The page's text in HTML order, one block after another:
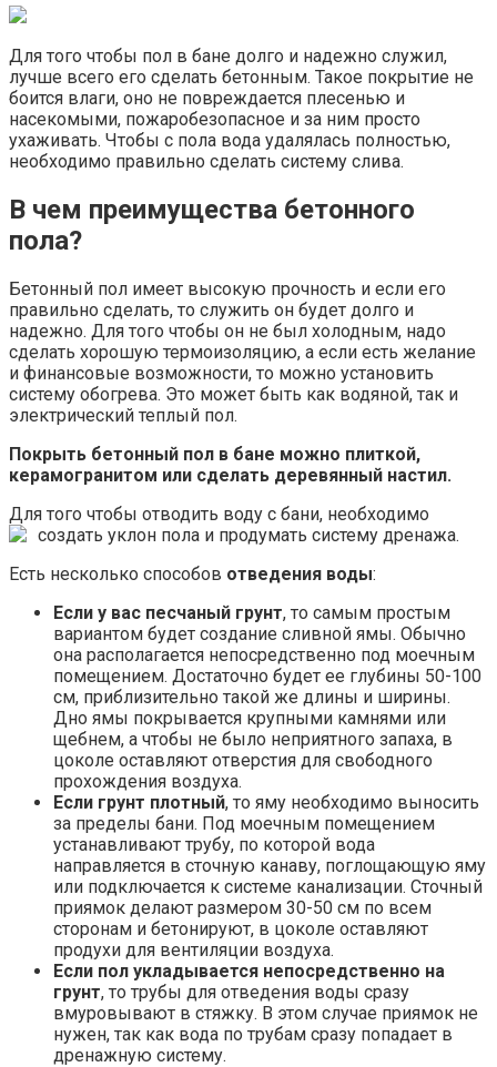
Для того чтобы пол в бане долго и надежно служил,
лучше всего его сделать бетонным. Такое покрытие не
боится влаги, оно не повреждается плесенью и
насекомыми, пожаробезопасное и за ним просто
ухаживать. Чтобы с пола вода удалялась полностью,
необходимо правильно сделать систему слива.
В чем преимущества бетонного
пола?
Бетонный пол имеет высокую прочность и если его
правильно сделать, то служить он будет долго и
надежно. Для того чтобы он не был холодным, надо
сделать хорошую термоизоляцию, а если есть желание
и финансовые возможности, то можно установить
систему обогрева. Это может быть как водяной, так и
электрический теплый пол.
Покрыть бетонный пол в бане можно плиткой,
керамогранитом или сделать деревянный настил.
Для того чтобы отводить воду с бани, необходимо
создать уклон пола и продумать систему дренажа.
Есть несколько способов отведения воды:
Если у вас песчаный грунт, то самым простым
вариантом будет создание сливной ямы. Обычно
она располагается непосредственно под моечным
помещением. Достаточно будет ее глубины 50-100
см, приблизительно такой же длины и ширины.
Дно ямы покрывается крупными камнями или
щебнем, а чтобы не было неприятного запаха, в
цоколе оставляют отверстия для свободного
прохождения воздуха.
Если грунт плотный, то яму необходимо выносить
за пределы бани. Под моечным помещением
устанавливают трубу, по которой вода
направляется в сточную канаву, поглощающую яму
или подключается к системе канализации. Сточный
приямок делают размером 30-50 см по всем
сторонам и бетонируют, в цоколе оставляют
продухи для вентиляции воздуха.
Если пол укладывается непосредственно на
грунт, то трубы для отведения воды сразу
вмуровывают в стяжку. В этом случае приямок не
нужен, так как вода по трубам сразу попадает в
дренажную систему.